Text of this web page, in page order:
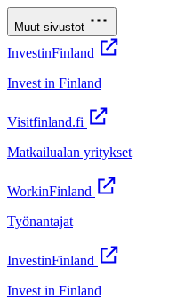
Muut sivustot
InvestinFinland
Invest in Finland
Visitfinland.fi
Matkailualan yritykset
WorkinFinland
Työnantajat
InvestinFinland
Invest in Finland